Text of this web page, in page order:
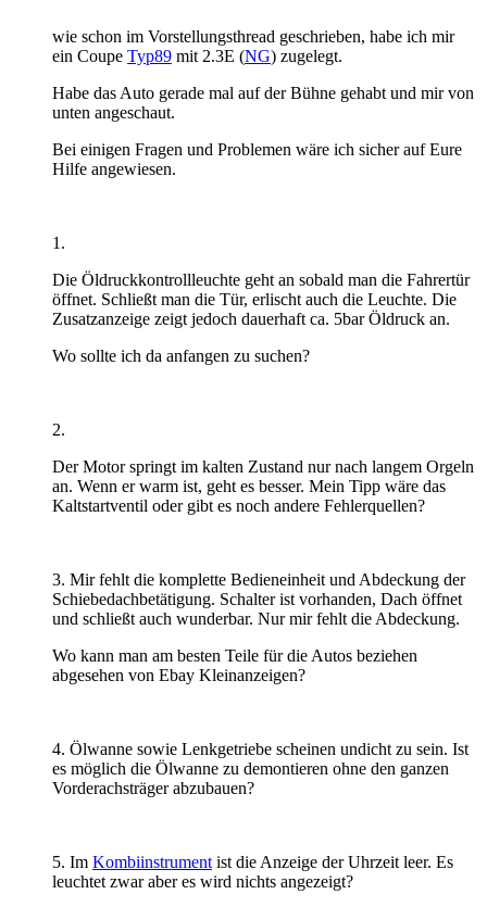
wie schon im Vorstellungsthread geschrieben, habe ich mir
ein Coupe Typ89 mit 2.3E (NG) zugelegt.
Habe das Auto gerade mal auf der Bühne gehabt und mir von
unten angeschaut.
Bei einigen Fragen und Problemen wäre ich sicher auf Eure
Hilfe angewiesen.
1.
Die Öldruckkontrollleuchte geht an sobald man die Fahrertür
öffnet. Schließt man die Tür, erlischt auch die Leuchte. Die
Zusatzanzeige zeigt jedoch dauerhaft ca. 5bar Öldruck an.
Wo sollte ich da anfangen zu suchen?
2.
Der Motor springt im kalten Zustand nur nach langem Orgeln
an. Wenn er warm ist, geht es besser. Mein Tipp wäre das
Kaltstartventil oder gibt es noch andere Fehlerquellen?
3. Mir fehlt die komplette Bedieneinheit und Abdeckung der
Schiebedachbetätigung. Schalter ist vorhanden, Dach öffnet
und schließt auch wunderbar. Nur mir fehlt die Abdeckung.
Wo kann man am besten Teile für die Autos beziehen
abgesehen von Ebay Kleinanzeigen?
4. Ölwanne sowie Lenkgetriebe scheinen undicht zu sein. Ist
es möglich die Ölwanne zu demontieren ohne den ganzen
Vorderachsträger abzubauen?
5. Im Kombiinstrument ist die Anzeige der Uhrzeit leer. Es
leuchtet zwar aber es wird nichts angezeigt?